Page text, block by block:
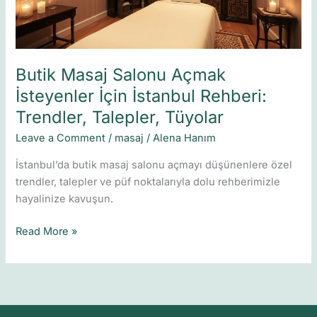
Butik Masaj Salonu Açmak
İsteyenler İçin İstanbul Rehberi:
Trendler, Talepler, Tüyolar
Leave a Comment / masaj /Alena Hanım
İstanbul’da butik masaj salonu açmayı düşünenlere özel
trendler, talepler ve püf noktalarıyla dolu rehberimizle
hayalinize kavuşun.
Rehberi:
Trendler,
Talepler,
Read More »